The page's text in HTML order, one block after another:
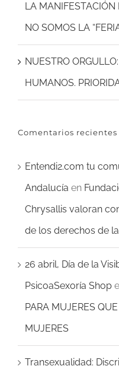
LA MANIFESTACIÓN
NO SOMOS LA
NUESTRO
HUMANOS.
Comentarios recientes
Entendi2.com tu
Andalucía en
Chrysallis valoran
de los derechos de
26 abril, Día de la
PsicoaSexoría Shop
PARA MUJERES
MUJERES
Transexualidad: